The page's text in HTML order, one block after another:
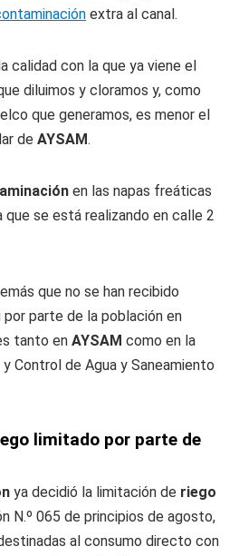
extra al canal.
calidad con la que ya viene el
diluimos y cloramos y, como
que generamos, es menor el
de AYSAM.
en las napas freáticas
que se está realizando en calle 2
que no se han recibido
parte de la población en
tanto en AYSAM como en la
Control de Agua y Saneamiento
limitado por parte de
ya decidió la limitación de riego
N.º 065 de principios de agosto,
al consumo directo con